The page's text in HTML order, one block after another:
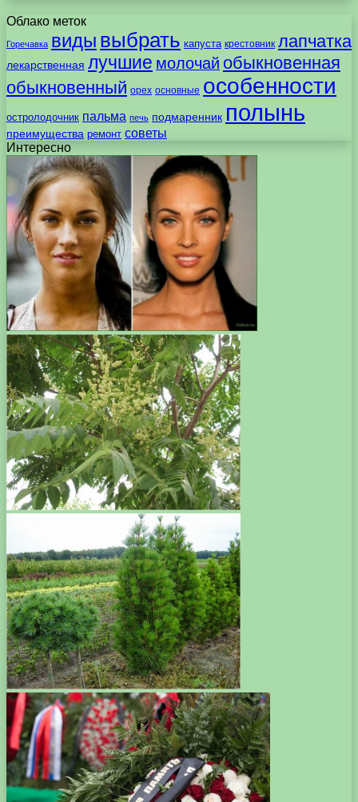
Облако меток
Горечавка виды выбрать капуста крестовник лапчатка
лекарственная лучшие молочай обыкновенная
обыкновенный орех основные особенности
остролодочник пальма печь подмаренник полынь
преимущества ремонт советы
Интересно